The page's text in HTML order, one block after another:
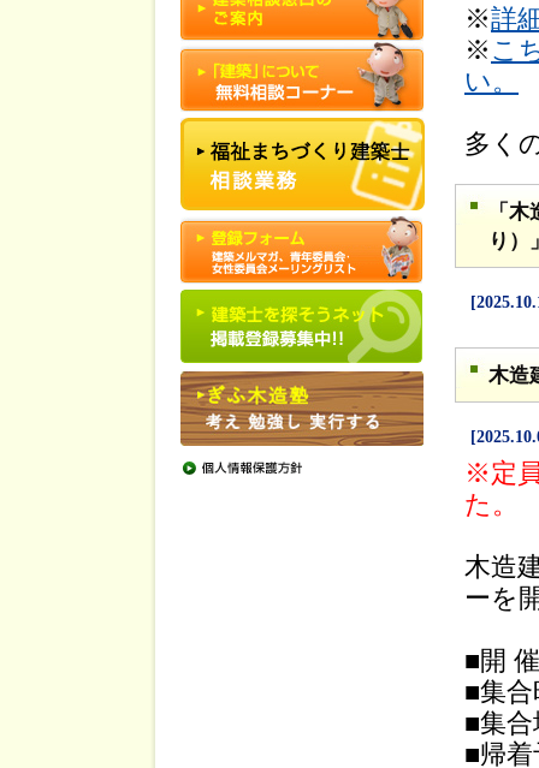
※詳
※ こ
い。
多く
「
り）
木造
※定
た。
木造
ーを
■開
■集
■集
■帰